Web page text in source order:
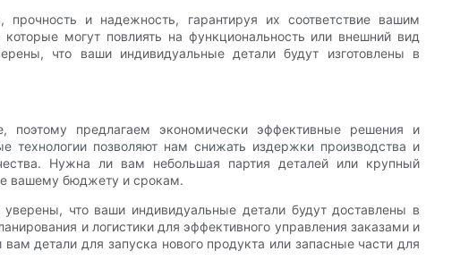
и надежность, гарантируя их соответствие вашим
могут повлиять на функциональность или внешний вид
что ваши индивидуальные детали будут изготовлены в
предлагаем экономически эффективные решения и
позволяют нам снижать издержки производства и
Нужна ли вам небольшая партия деталей или крупный
вашему бюджету и срокам.
что ваши индивидуальные детали будут доставлены в
и логистики для эффективного управления заказами и
детали для запуска нового продукта или запасные части для